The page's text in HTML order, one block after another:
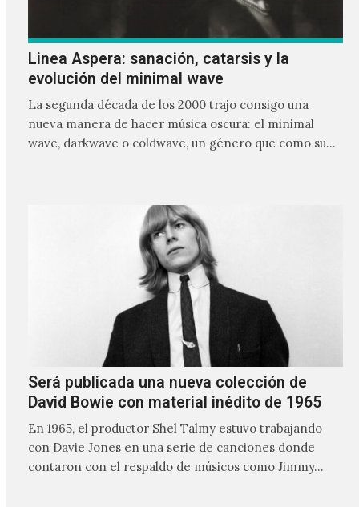
Linea Aspera: sanación, catarsis y la
evolución del minimal wave
La segunda década de los 2000 trajo consigo una
nueva manera de hacer música oscura: el minimal
wave, darkwave o coldwave, un género que como su
Será publicada una nueva colección de
David Bowie con material inédito de 1965
En 1965, el productor Shel Talmy estuvo trabajando
con Davie Jones en una serie de canciones donde
contaron con el respaldo de músicos como Jimmy…